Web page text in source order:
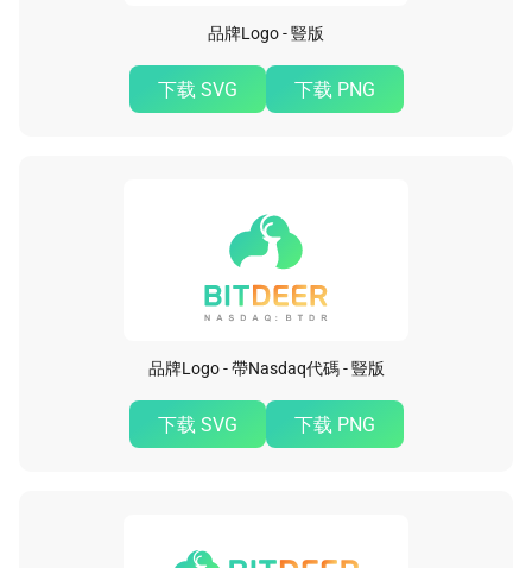
品牌Logo - 豎版
下载 SVG 下载 PNG
品牌Logo - 帶Nasdaq代碼 - 豎版
下载 SVG 下载 PNG